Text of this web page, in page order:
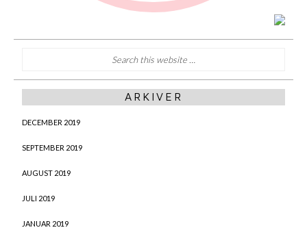
ARKIVER
DECEMBER 2019
SEPTEMBER 2019
AUGUST 2019
JULI 2019
JANUAR 2019